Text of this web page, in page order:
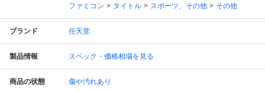
ファミコン
タイトル スポーツ、その他 その他
ブランド 任天堂
製品情報 スペック・価格相場を見る
商品の状態 傷や汚れあり